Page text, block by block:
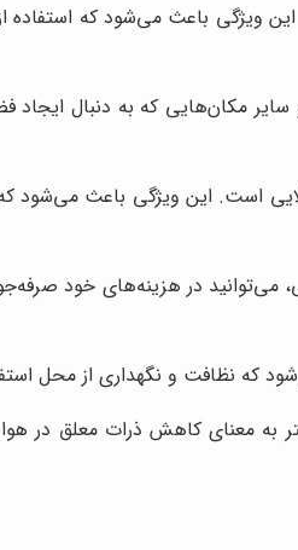
ویژگی باعث می‌شود که استفاده
و سایر مکان‌هایی که به دنبال
است. این ویژگی باعث می‌شود
می‌توانید در هزینه‌های خود
که نظافت و نگهداری از محل
به معنای کاهش ذرات معلق در